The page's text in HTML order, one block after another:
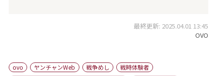
最終更新: 2025.04.01 13:45
OVO
ovo ヤンチャンWeb 戦争めし
戦時体験者